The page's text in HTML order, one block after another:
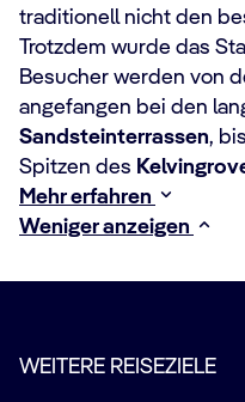
traditionell nicht den
Trotzdem wurde das
Besucher werden von
angefangen bei den
Sandsteinterrassen,
Spitzen des
Mehr erfahren
Weniger anzeigen
WEITERE REISEZIELE